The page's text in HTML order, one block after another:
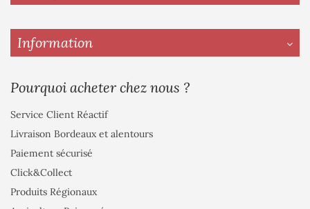
Information
Pourquoi acheter chez nous ?
Service Client Réactif
Livraison Bordeaux et alentours
Paiement sécurisé
Click&Collect
Produits Régionaux